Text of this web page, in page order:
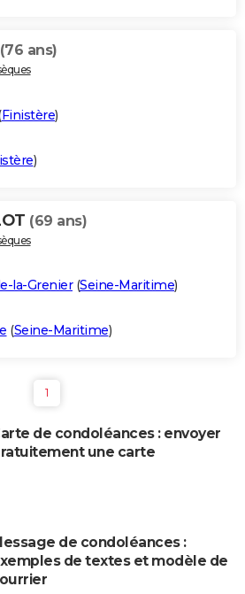
(76 ans)
Finistère)
)
(69 ans)
la-Grenier(Seine-Maritime)
(Seine-Maritime)
1
de condoléances : envoyer
une carte
de condoléances :
de textes et modèle de